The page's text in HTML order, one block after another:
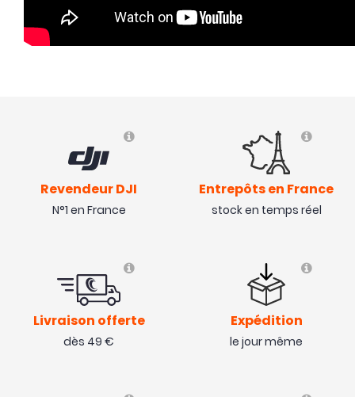
Revendeur DJI
N°1 en France
Entrepôts en France
stock en temps réel
Livraison offerte
dès 49 €
Expédition
le jour même